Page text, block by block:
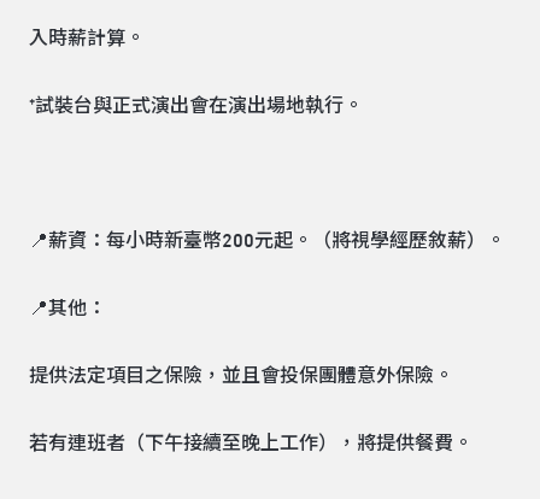
入時薪計算。
*試裝台與正式演出會在演出場地執行。
📍薪資：每小時新臺幣200元起。（將視學經歷敘薪）。
📍其他：
提供法定項目之保險，並且會投保團體意外保險。
若有連班者（下午接續至晚上工作），將提供餐費。